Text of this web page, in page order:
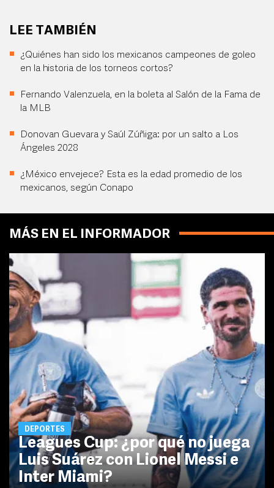
LEE TAMBIÉN
¿Quiénes han sido los mexicanos campeones de goleo
en la historia de los torneos cortos?
Fernando Valenzuela, en la boleta al Salón de la Fama de
la MLB
Donovan Guevara y Saúl Zúñiga: por un salto a Los
Ángeles 2028
¿México envejece? Esta es la edad promedio de los
mexicanos, según Conapo
MÁS EN EL INFORMADOR
DEPORTES
Leagues Cup: ¿por qué no juega
Luis Suárez con Lionel Messi e
Inter Miami?